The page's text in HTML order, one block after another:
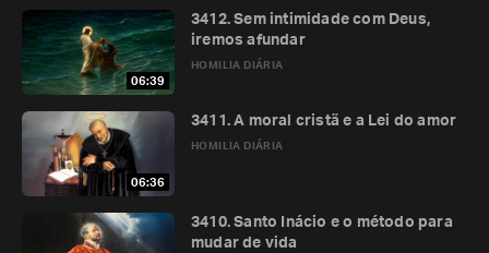
06:39
HOMILIA DIÁRIA
3412. Sem intimidade com Deus,
iremos afundar
06:36
HOMILIA DIÁRIA
3411. A moral cristã e a Lei do amor
3410. Santo Inácio e o método para
mudar de vida